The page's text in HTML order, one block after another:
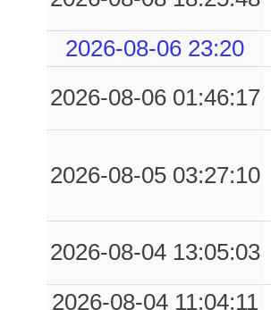
0.06
STF
0.04
PRGP
0.04 CSBD
2026-08-06 23:20
2026-08-06 01:46:17
2026-08-05 03:27:10
2026-08-04 13:05:03
2026-08-04 11:04:11